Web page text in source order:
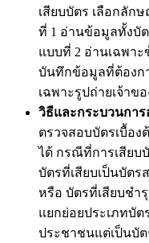
เสียบบัตร เลือกลัก
ที่ 1 อ่านข้อมูลทั้งบั
แบบที่ 2 อ่านเฉพา
บันทึกข้อมูลที่ต้องก
เฉพาะรูปถ่ายเจ้าข
วิธีและกระบวนกา
ตรวจสอบบัตรเบื้อง
ได้ กรณีที่การเสียบ
บัตรที่เสียบเป็นบัต
หรือ บัตรที่เสียบชำ
แยกย่อยประเภทบัต
ประชาชนแต่เป็นบัต